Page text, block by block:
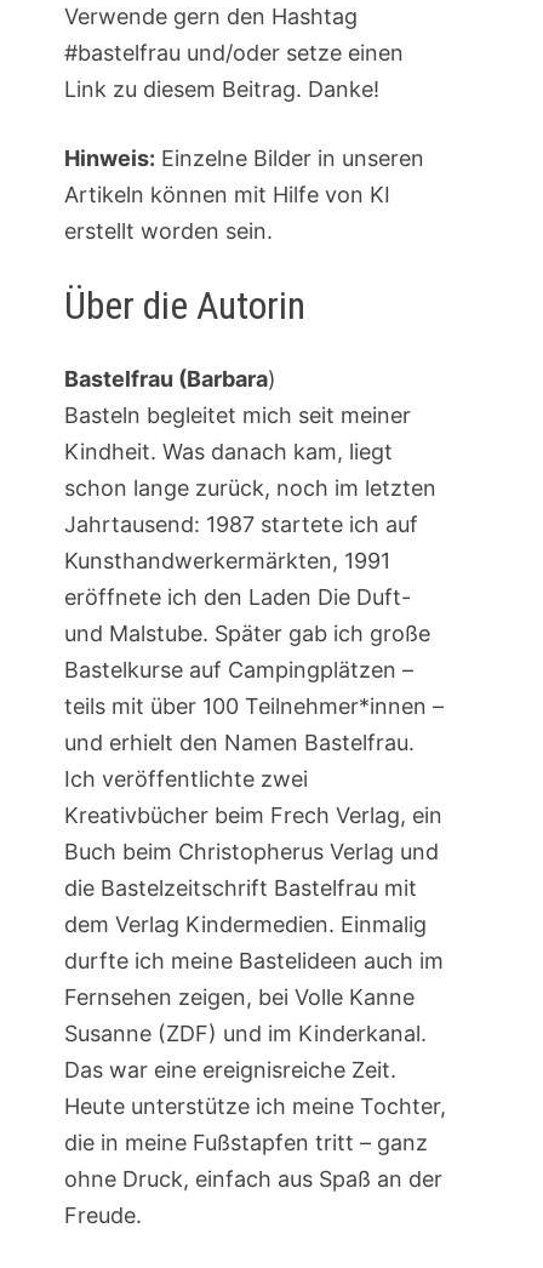
Verwende gern den Hashtag
#bastelfrau und/oder setze einen
Link zu diesem Beitrag. Danke!
Hinweis: Einzelne Bilder in unseren
Artikeln können mit Hilfe von KI
erstellt worden sein.
Über die Autorin
Bastelfrau (Barbara)
Basteln begleitet mich seit meiner
Kindheit. Was danach kam, liegt
schon lange zurück, noch im letzten
Jahrtausend: 1987 startete ich auf
Kunsthandwerkermärkten, 1991
eröffnete ich den Laden Die Duft-
und Malstube. Später gab ich große
Bastelkurse auf Campingplätzen –
teils mit über 100 Teilnehmer*innen –
und erhielt den Namen Bastelfrau.
Ich veröffentlichte zwei
Kreativbücher beim Frech Verlag, ein
Buch beim Christopherus Verlag und
die Bastelzeitschrift Bastelfrau mit
dem Verlag Kindermedien. Einmalig
durfte ich meine Bastelideen auch im
Fernsehen zeigen, bei Volle Kanne
Susanne (ZDF) und im Kinderkanal.
Das war eine ereignisreiche Zeit.
Heute unterstütze ich meine Tochter,
die in meine Fußstapfen tritt – ganz
ohne Druck, einfach aus Spaß an der
Freude.